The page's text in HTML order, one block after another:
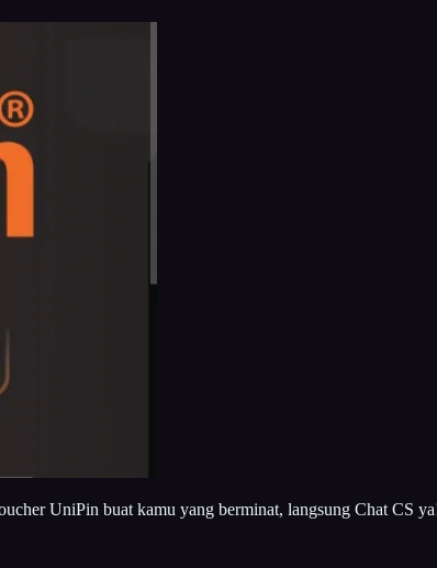
UniPin buat kamu yang berminat, langsung Chat CS